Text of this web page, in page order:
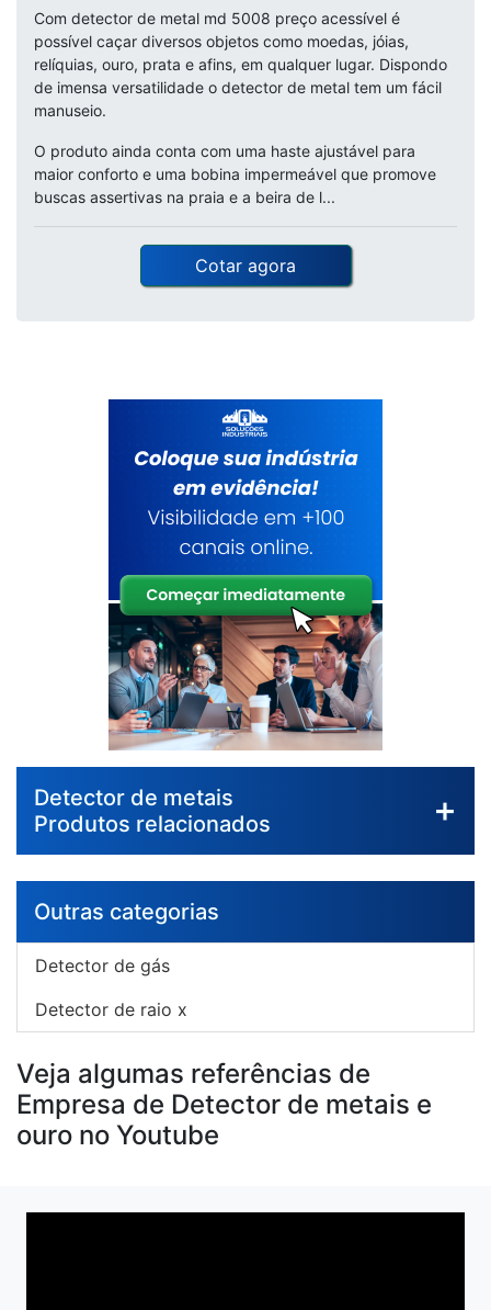
Com detector de metal md 5008 preço acessível é
possível caçar diversos objetos como moedas, jóias,
relíquias, ouro, prata e afins, em qualquer lugar. Dispondo
de imensa versatilidade o detector de metal tem um fácil
manuseio.
O produto ainda conta com uma haste ajustável para
maior conforto e uma bobina impermeável que promove
buscas assertivas na praia e a beira de l...
Cotar agora
Detector de metais
Produtos relacionados
Outras categorias
Detector de gás
Detector de raio x
Veja algumas referências de
Empresa de Detector de metais e
ouro no Youtube